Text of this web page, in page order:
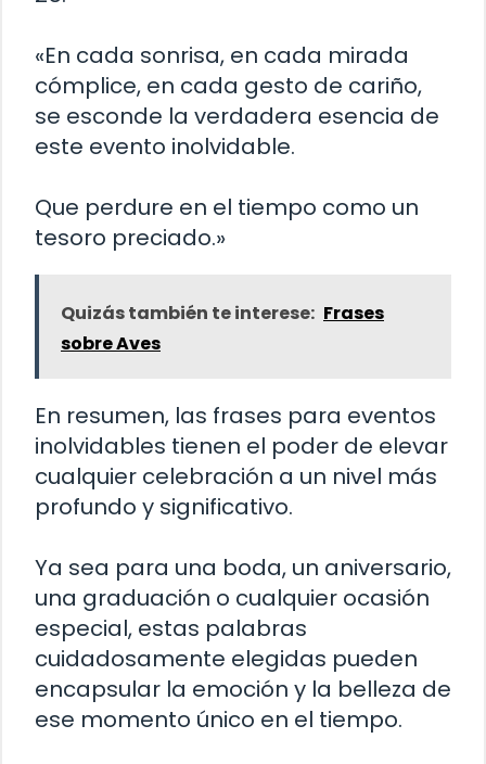
«En cada sonrisa, en cada mirada
cómplice, en cada gesto de cariño,
se esconde la verdadera esencia de
este evento inolvidable.
Que perdure en el tiempo como un
tesoro preciado.»
Quizás también te interese: Frases
sobre Aves
En resumen, las frases para eventos
inolvidables tienen el poder de elevar
cualquier celebración a un nivel más
profundo y significativo.
Ya sea para una boda, un aniversario,
una graduación o cualquier ocasión
especial, estas palabras
cuidadosamente elegidas pueden
encapsular la emoción y la belleza de
ese momento único en el tiempo.